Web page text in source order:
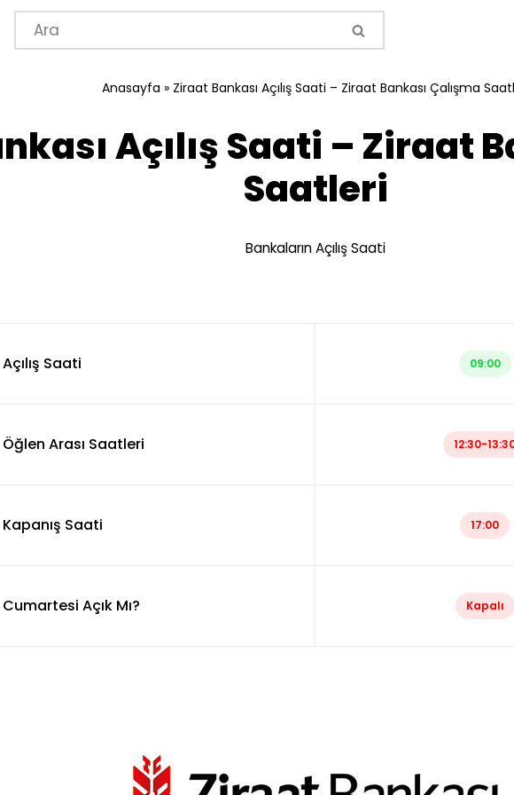
Anasayfa » Ziraat Bankası Açılış Saati – Ziraat Bankası Çalışma
Açılış Saati – Ziraat
Saatleri
Bankaların Açılış Saati
Açılış Saati 09:00
Öğlen Arası Saatleri 12:30-
Kapanış Saati 17:00
Cumartesi Açık Mı? Kapalı